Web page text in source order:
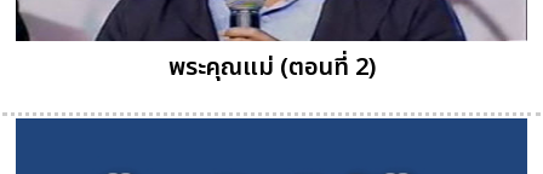
พระคุณแม่ (ตอนที่ 2)